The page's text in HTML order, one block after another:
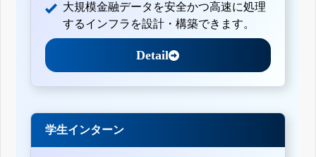
大規模金融データを安全かつ高速に処理
するインフラを設計・構築できます。
Detail
学生インターン